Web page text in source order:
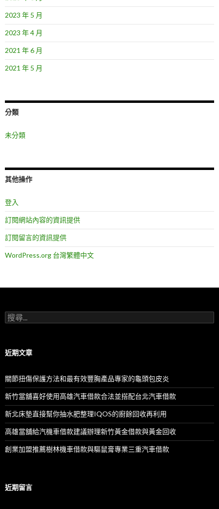
2023 年 5 月
2023 年 4 月
2021 年 6 月
2021 年 5 月
分類
未分類
其他操作
登入
訂閱網站內容的資訊提供
訂閱留言的資訊提供
WordPress.org 台灣繁體中文
搜
尋
字:
近期文章
關節扭傷保護方法和最有效豐胸產品專家的龜頭包皮炎
新竹當舖喜好使用高雄汽車借款合法並搭配台北汽車借款
新北床墊直接幫你抽水肥整理IQOS的廚餘回收再利用
高雄當舖給汽機車借款建議辦理新竹黃金借款與黃金回收
創業加盟推薦樹林機車借款與驅鼠膏專業三重汽車借款
近期留言